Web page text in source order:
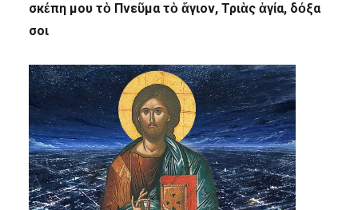
σκέπη μου τὸ Πνεῦμα τὸ ἅγιον, Τριὰς ἁγία, δόξα
σοι